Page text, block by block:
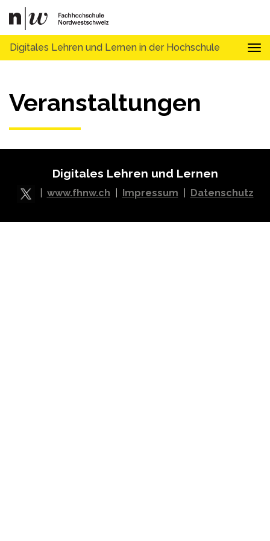
Digitales Lehren und Lernen in der Hochschule
Veranstaltungen
Digitales Lehren und Lernen
www.fhnw.ch Impressum Datenschutz